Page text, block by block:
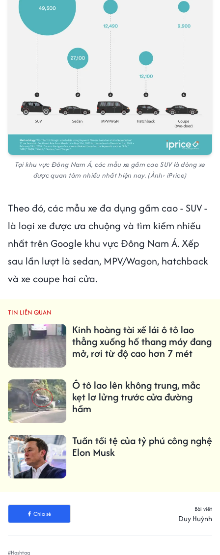
Tại khu vực Đông Nam Á, các mẫu xe gầm cao SUV là dòng xe
được quan tâm nhiều nhất hiện nay. (Ảnh: iPrice)
Theo đó, các mẫu xe đa dụng gầm cao - SUV -
là loại xe được ưa chuộng và tìm kiếm nhiều
nhất trên Google khu vực Đông Nam Á. Xếp
sau lần lượt là sedan, MPV/Wagon, hatchback
và xe coupe hai cửa.
TIN LIÊN QUAN
Kinh hoàng tài xế lái ô tô lao
thẳng xuống hố thang máy đang
mở, rơi từ độ cao hơn 7 mét
Ô tô lao lên không trung, mắc
kẹt lơ lửng trước cửa đường
hầm
Tuần tồi tệ của tỷ phú công nghệ
Elon Musk
Chia sẻ
Bài viết
Duy Huỳnh
#Hashtag